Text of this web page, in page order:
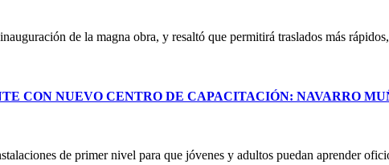
de la magna obra, y resaltó que permitirá traslados más
CON NUEVO CENTRO DE CAPACITACIÓN: NAVARRO
de primer nivel para que jóvenes y adultos puedan aprender